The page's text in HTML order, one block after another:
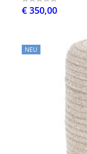
€ 350,00
NEU